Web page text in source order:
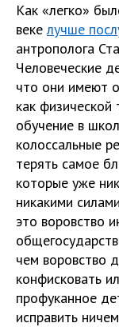
Как «легко»
векелучше
антрополога
Человеческие
что они имеют
как физической
обучение в
колоссальные
терять самое
которые уже
никакими
это воровство
чем воровство
конфисковать
профуканное
исправить